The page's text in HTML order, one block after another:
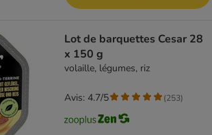
Lot de barquettes Cesar 28
x 150 g
volaille, légumes, riz
Avis: 4.7/5 (253)